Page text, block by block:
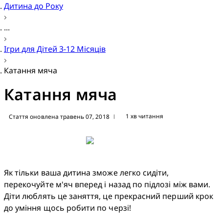
Дитина до Року
...
Ігри для Дітей 3-12 Місяців
Катання мяча
Катання мяча
Стаття оновлена травень 07, 2018 | 1 хв читання
Як тільки ваша дитина зможе легко сидіти,
перекочуйте м'яч вперед і назад по підлозі між вами.
Діти люблять це заняття, це прекрасний перший крок
до уміння щось робити по черзі!